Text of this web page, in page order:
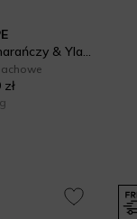
Wanilia, Kwiat Pomarańczy & Ylang Ylang Świeca zapachowa